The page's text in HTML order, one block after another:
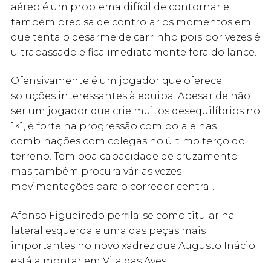
aéreo é um problema difícil de contornar e
também precisa de controlar os momentos em
que tenta o desarme de carrinho pois por vezes é
ultrapassado e fica imediatamente fora do lance.
Ofensivamente é um jogador que oferece
soluções interessantes à equipa. Apesar de não
ser um jogador que crie muitos desequilíbrios no
1×1, é forte na progressão com bola e nas
combinações com colegas no último terço do
terreno. Tem boa capacidade de cruzamento
mas também procura várias vezes
movimentações para o corredor central.
Afonso Figueiredo perfila-se como titular na
lateral esquerda e uma das peças mais
importantes no novo xadrez que Augusto Inácio